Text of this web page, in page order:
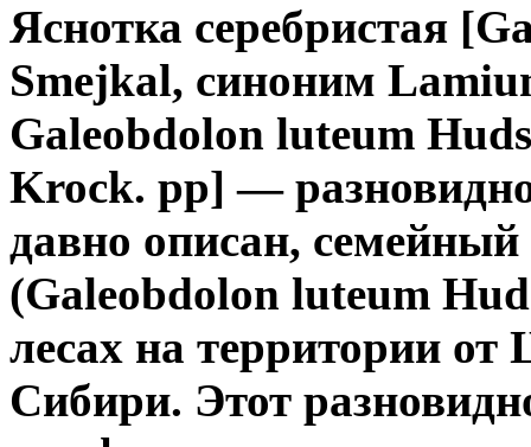
Яснотка серебристая
Smejkal, синоним
Galeobdolon luteum
Krock. pp] —
давно описан,
(Galeobdolon luteum
лесах на территории
Сибири. Этот